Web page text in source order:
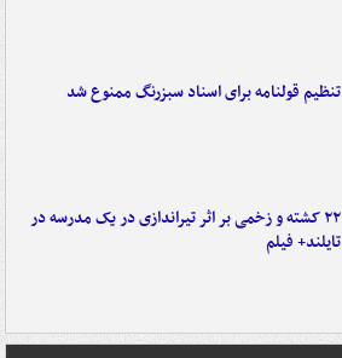
تنظیم قولنامه برای اسناد سبزرنگ ممنوع شد
۲۲ کشته و زخمی بر اثر تیراندازی در یک مدرسه در
تایلند+ فیلم